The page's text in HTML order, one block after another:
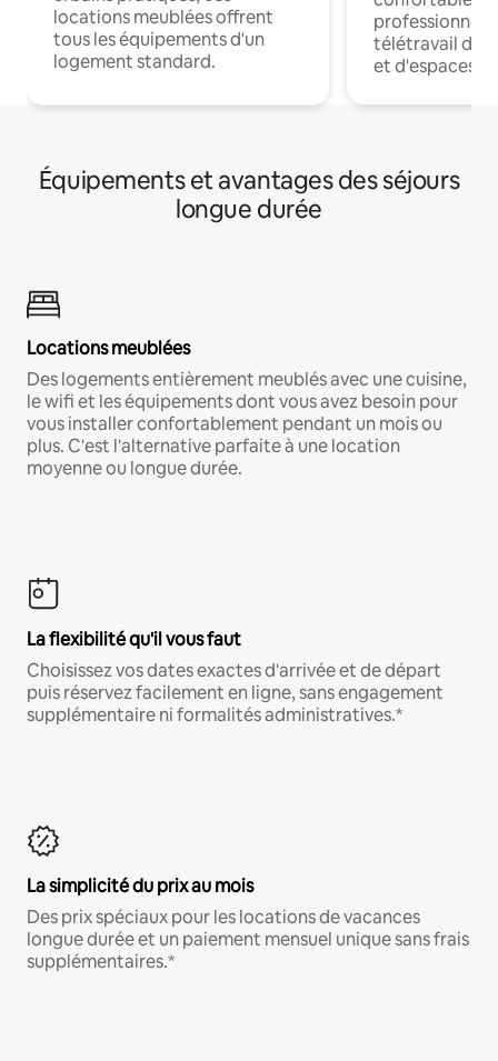
locations meublées offrent
tous les équipements d'un
logement standard.
professionnels
télétravail
et d'espaces
Équipements et avantages des séjours
longue durée
Locations meublées
Des logements entièrement meublés avec une cuisine,
le wifi et les équipements dont vous avez besoin pour
vous installer confortablement pendant un mois ou
plus. C'est l'alternative parfaite à une location
moyenne ou longue durée.
La flexibilité qu'il vous faut
Choisissez vos dates exactes d'arrivée et de départ
puis réservez facilement en ligne, sans engagement
supplémentaire ni formalités administratives.*
La simplicité du prix au mois
Des prix spéciaux pour les locations de vacances
longue durée et un paiement mensuel unique sans frais
supplémentaires.*